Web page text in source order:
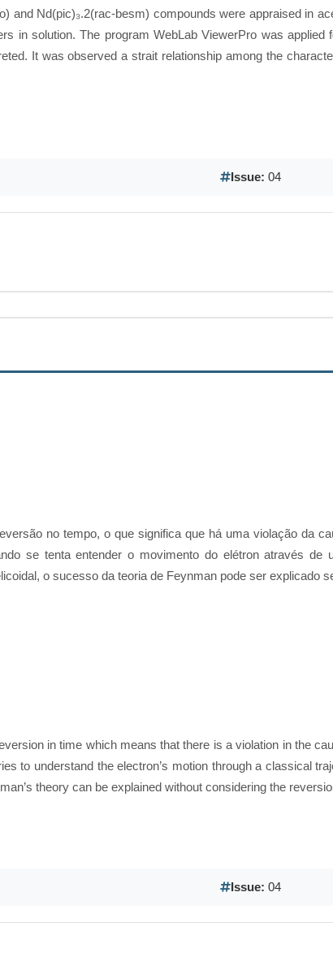
and Nd(pic)₃.2(rac-besm) compounds were appraised in
in solution. The program WebLab ViewerPro was
It was observed a strait relationship among the
Issue: 04
no tempo, o que significa que há uma violação da
se tenta entender o movimento do elétron através de
o sucesso da teoria de Feynman pode ser explicado
in time which means that there is a violation in the
to understand the electron’s motion through a classical
theory can be explained without considering the
Issue: 04